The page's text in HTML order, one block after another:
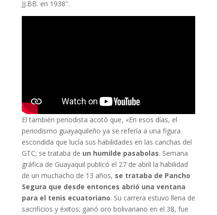
JJ.BB. en 1938″.
El también periodista acotó que, «En esos días, el
periodismo guayaquileño ya se refería a una figura
escondida que lucía sus habilidades en las canchas del
GTC; se trataba de un humilde pasabolas. Semana
gráfica de Guayaquil publicó el 27 de abril la habilidad
de un muchacho de 13 años, se trataba de Pancho
Segura que desde entonces abrió una ventana
para el tenis ecuatoriano. Su carrera estuvo llena de
sacrificios y éxitos; ganó oro bolivariano en el 38, fue